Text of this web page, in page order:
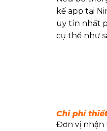
kế app tại
uy tín nhất
cụ thể như
Chi phí
Đơn vị nhận